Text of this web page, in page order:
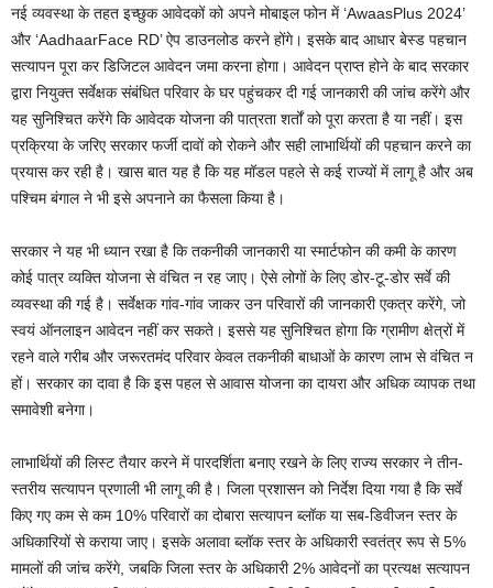
नई व्यवस्था के तहत इच्छुक आवेदकों को अपने मोबाइल फोन में ‘AwaasPlus 2024’
और ‘AadhaarFace RD’ ऐप डाउनलोड करने होंगे। इसके बाद आधार बेस्ड पहचान
सत्यापन पूरा कर डिजिटल आवेदन जमा करना होगा। आवेदन प्राप्त होने के बाद सरकार
द्वारा नियुक्त सर्वेक्षक संबंधित परिवार के घर पहुंचकर दी गई जानकारी की जांच करेंगे और
यह सुनिश्चित करेंगे कि आवेदक योजना की पात्रता शर्तों को पूरा करता है या नहीं। इस
प्रक्रिया के जरिए सरकार फर्जी दावों को रोकने और सही लाभार्थियों की पहचान करने का
प्रयास कर रही है। खास बात यह है कि यह मॉडल पहले से कई राज्यों में लागू है और अब
पश्चिम बंगाल ने भी इसे अपनाने का फैसला किया है।
सरकार ने यह भी ध्यान रखा है कि तकनीकी जानकारी या स्मार्टफोन की कमी के कारण
कोई पात्र व्यक्ति योजना से वंचित न रह जाए। ऐसे लोगों के लिए डोर-टू-डोर सर्वे की
व्यवस्था की गई है। सर्वेक्षक गांव-गांव जाकर उन परिवारों की जानकारी एकत्र करेंगे, जो
स्वयं ऑनलाइन आवेदन नहीं कर सकते। इससे यह सुनिश्चित होगा कि ग्रामीण क्षेत्रों में
रहने वाले गरीब और जरूरतमंद परिवार केवल तकनीकी बाधाओं के कारण लाभ से वंचित न
हों। सरकार का दावा है कि इस पहल से आवास योजना का दायरा और अधिक व्यापक तथा
समावेशी बनेगा।
लाभार्थियों की लिस्ट तैयार करने में पारदर्शिता बनाए रखने के लिए राज्य सरकार ने तीन-
स्तरीय सत्यापन प्रणाली भी लागू की है। जिला प्रशासन को निर्देश दिया गया है कि सर्वे
किए गए कम से कम 10% परिवारों का दोबारा सत्यापन ब्लॉक या सब-डिवीजन स्तर के
अधिकारियों से कराया जाए। इसके अलावा ब्लॉक स्तर के अधिकारी स्वतंत्र रूप से 5%
मामलों की जांच करेंगे, जबकि जिला स्तर के अधिकारी 2% आवेदनों का प्रत्यक्ष सत्यापन